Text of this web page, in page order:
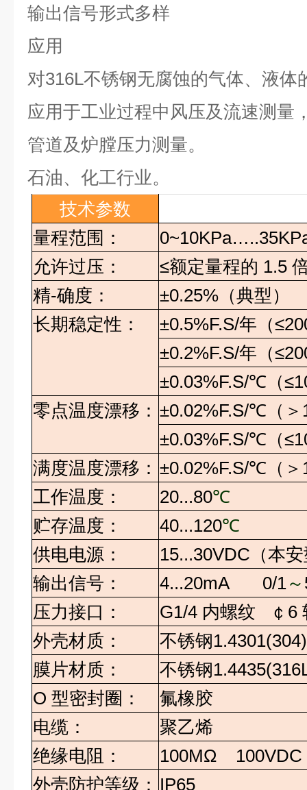
输出信号形式多样
应用
对316L不锈钢无腐蚀的气体、液体
应用于工业过程中风压及流速测量
管道及炉膛压力测量。
石油、化工行业。
技术参数
量程范围：
允许过压：
≤额定量程的 1.5
精-确度： ±0.25% （典型）
长期稳定性：
±0.5%F.S/年（
±0.2%F.S/年（
±0.03%F.S/℃（
零点温度漂移： ±0.02%F.S/℃（＞
±0.03%F.S/℃（
满度温度漂移： ±0.02%F.S/℃（＞
工作温度：
20...80℃
贮存温度：
40...120℃
供电电源：
15...30VDC （本
输出信号：
4...20mA 0/1～
压力接口：
G1/4 内螺纹 ￠ 6
外壳材质：
不锈钢
膜片材质：
不锈钢
O型密封圈：
氟橡胶
电缆：
聚乙烯
绝缘电阻：
100MΩ 100VDC
外壳防护等级： IP65